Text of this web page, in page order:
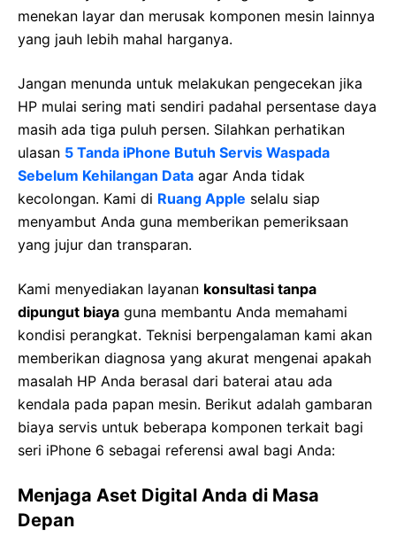
menekan layar dan merusak komponen mesin lainnya
yang jauh lebih mahal harganya.
Jangan menunda untuk melakukan pengecekan jika
HP mulai sering mati sendiri padahal persentase daya
masih ada tiga puluh persen. Silahkan perhatikan
ulasan 5 Tanda iPhone Butuh Servis Waspada
Sebelum Kehilangan Data agar Anda tidak
kecolongan. Kami di Ruang Apple selalu siap
menyambut Anda guna memberikan pemeriksaan
yang jujur dan transparan.
Kami menyediakan layanan konsultasi tanpa
dipungut biaya guna membantu Anda memahami
kondisi perangkat. Teknisi berpengalaman kami akan
memberikan diagnosa yang akurat mengenai apakah
masalah HP Anda berasal dari baterai atau ada
kendala pada papan mesin. Berikut adalah gambaran
biaya servis untuk beberapa komponen terkait bagi
seri iPhone 6 sebagai referensi awal bagi Anda:
Menjaga Aset Digital Anda di Masa
Depan